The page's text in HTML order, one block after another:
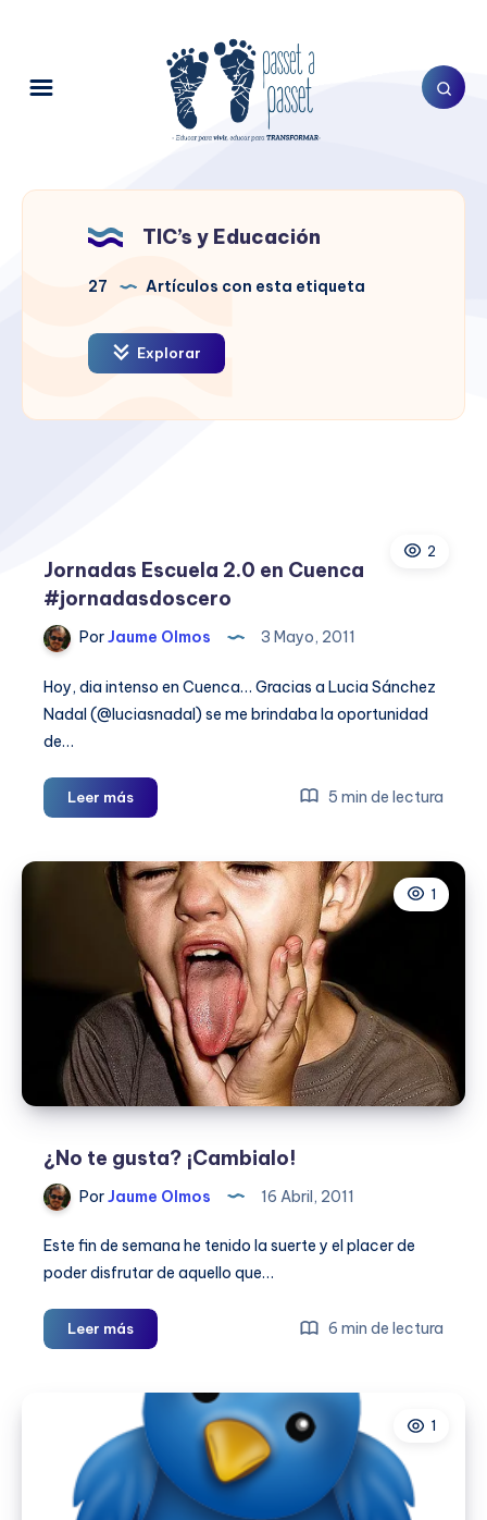
TIC’s y Educación
27 Artículos con esta etiqueta
Explorar
2
Jornadas Escuela 2.0 en Cuenca
#jornadasdoscero
PorJaume Olmos 3 Mayo, 2011
Hoy, dia intenso en Cuenca… Gracias a Lucia Sánchez
Nadal (@luciasnadal) se me brindaba la oportunidad
de…
Leer másJornadas
Escuela
en
Cuenca
#jornadasdoscero
5 min de lectura
1
¿No te gusta? ¡Cambialo!
PorJaume Olmos 16 Abril, 2011
Este fin de semana he tenido la suerte y el placer de
poder disfrutar de aquello que…
Leer más¿No
te
¡Cambialo!
6 min de lectura
1